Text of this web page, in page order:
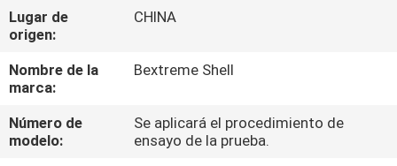
VIDEOS
SOBRE
NOSOTROS
Lugar de
origen:
CHINA
Nombre de la
marca:
Bextreme Shell
Número de
modelo:
Se aplicará el procedimiento de
ensayo de la prueba.